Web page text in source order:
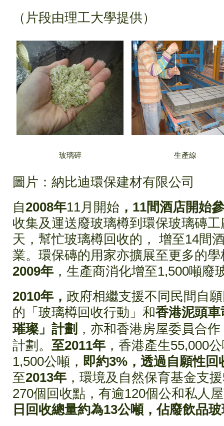
（片段由理工大學提供）
玻璃碎 生產線
圖片：納比迪環保建材有限公司
自2008年11月開始 ，11間酒店開始
收集及運送廢玻璃樽到環保玻璃磚
天，幫忙玻璃樽回收的， 增至14間
業。環保磚的用家亦擴展至更多的
2009年 ，生產商消化增至1,500噸廢
2010年， 政府相繼支援不同民間自
的「玻璃樽回收行動」 和香港泥頭
璀璨」計劃 ，亦和香港房屋委員合
計劃。 至2011年 ，香港產生55,000
1,500公噸， 即約3%，透過自願性
至2013年 ，環境及自然保育基金支
270個回收點，有逾120個公和私人
日回收總量約為13公噸，佔廢飲品